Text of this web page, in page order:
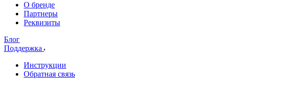
О бренде
Партнеры
Реквизиты
Блог
Поддержка
Инструкции
Обратная связь